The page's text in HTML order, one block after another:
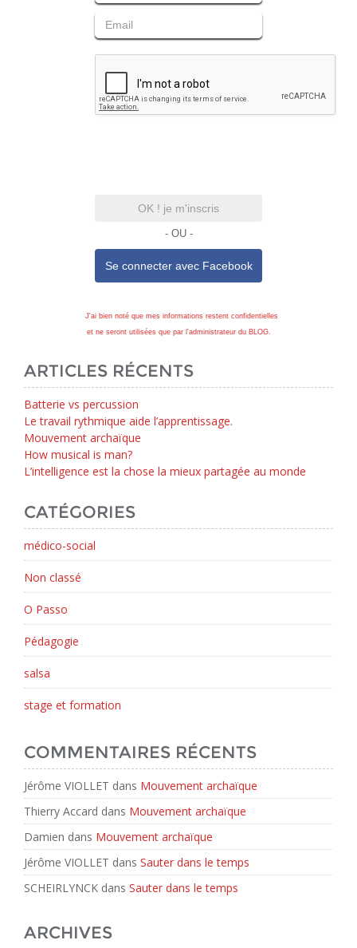
OK ! je m'inscris
- OU -
Se connecter avec Facebook
J'ai bien noté que mes informations restent confidentielles
et ne seront utilisées que par l'administrateur du BLOG.
ARTICLES RÉCENTS
Batterie vs percussion
Le travail rythmique aide l’apprentissage.
Mouvement archaïque
How musical is man?
L’intelligence est la chose la mieux partagée au monde
CATÉGORIES
médico-social
Non classé
O Passo
Pédagogie
salsa
stage et formation
COMMENTAIRES RÉCENTS
Jérôme VIOLLET dans Mouvement archaïque
Thierry Accard dans Mouvement archaïque
Damien dans Mouvement archaïque
Jérôme VIOLLET dans Sauter dans le temps
SCHEIRLYNCK dans Sauter dans le temps
ARCHIVES